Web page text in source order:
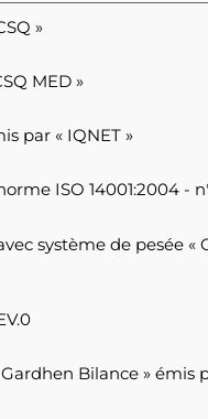
»
MED »
par « IQNET »
ISO 14001:2004 -
système de pesée «
Bilance » émis